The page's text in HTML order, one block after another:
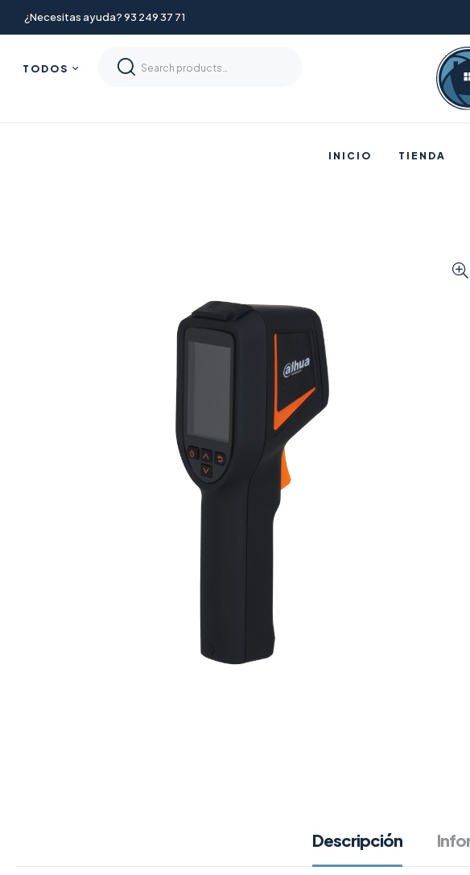
¿Necesitas ayuda? 93 249 37 71
TODOS
INICIO TIENDA
Descripción